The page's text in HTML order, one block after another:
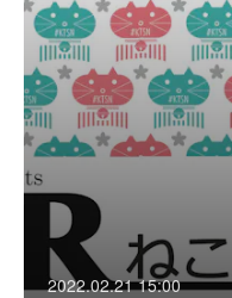
2022.02.21 15:00